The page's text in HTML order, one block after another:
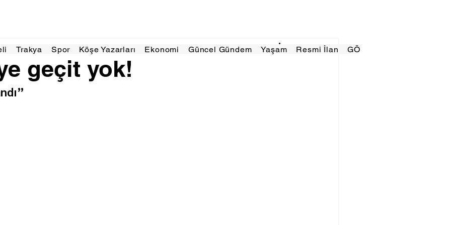
Trakya Spor Köşe Yazarları Ekonomi Güncel Gündem Yaşam Resmi İlan GÖRÜNÜMTV
geçit yok!
1 dakikada okunur